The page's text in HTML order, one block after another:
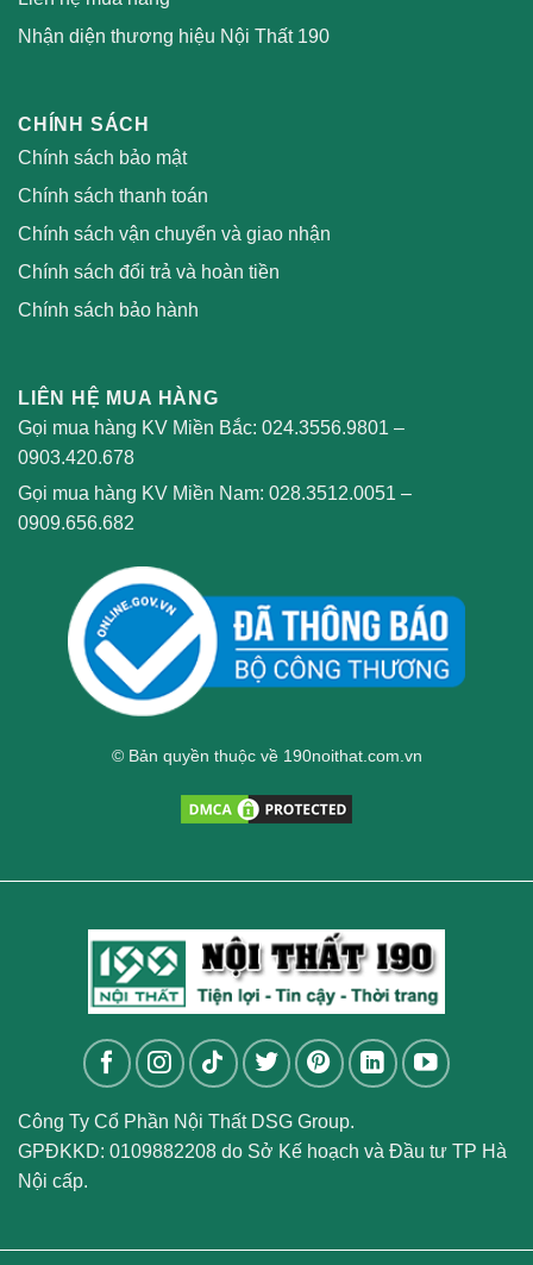
Nhận diện thương hiệu Nội Thất 190
CHÍNH SÁCH
Chính sách bảo mật
Chính sách thanh toán
Chính sách vận chuyển và giao nhận
Chính sách đổi trả và hoàn tiền
Chính sách bảo hành
LIÊN HỆ MUA HÀNG
Gọi mua hàng KV Miền Bắc: 024.3556.9801 –
0903.420.678
Gọi mua hàng KV Miền Nam: 028.3512.0051 –
0909.656.682
© Bản quyền thuộc về 190noithat.com.vn
Công Ty Cổ Phần Nội Thất DSG Group.
GPĐKKD: 0109882208 do Sở Kế hoạch và Đầu tư TP Hà
Nội cấp.